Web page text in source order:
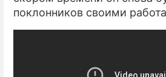
поклонников своими